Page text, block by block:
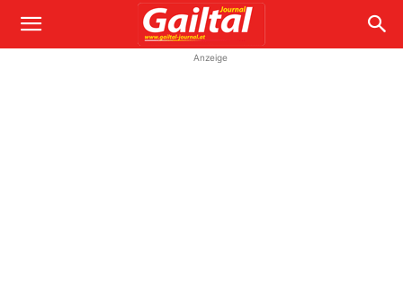
Anzeige